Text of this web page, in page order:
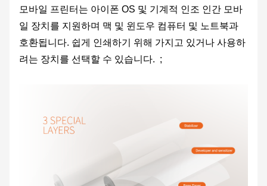
모바일 프린터는 아이폰 OS 및 기계적 인조 인간 모바
일 장치를 지원하며 맥 및 윈도우 컴퓨터 및 노트북과
호환됩니다. 쉽게 인쇄하기 위해 가지고 있거나 사용하
려는 장치를 선택할 수 있습니다. ;